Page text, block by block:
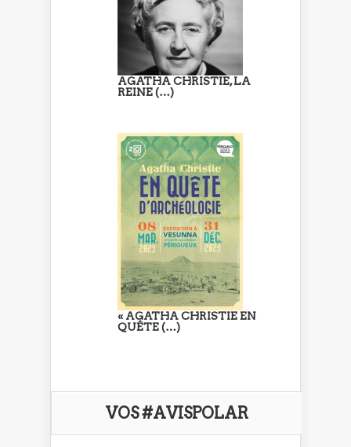
AGATHA CHRISTIE, LA
REINE (…)
« AGATHA CHRISTIE EN
QUÊTE (…)
VOS #AVISPOLAR